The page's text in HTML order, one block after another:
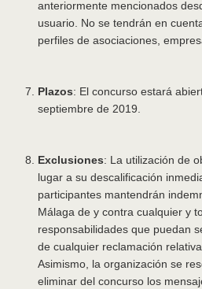
anteriormente mencionados
usuario. No se tendrán en
perfiles de asociaciones,
Plazos: El concurso estará
septiembre de 2019.
Exclusiones: La utilización de
lugar a su descalificación
participantes mantendrán
Málaga de y contra cualquier y
responsabilidades que puedan
de cualquier reclamación
Asimismo, la organización se
eliminar del concurso los